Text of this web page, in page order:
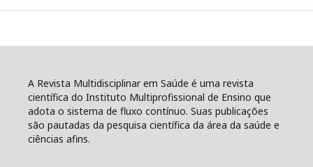
A Revista Multidisciplinar em Saúde é uma revista
científica do Instituto Multiprofissional de Ensino que
adota o sistema de fluxo contínuo. Suas publicações
são pautadas da pesquisa científica da área da saúde e
ciências afins.